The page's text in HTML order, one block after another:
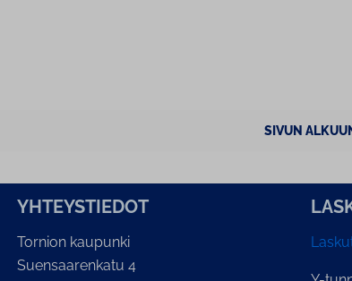
SIVUN
YH­TEYS­TIE­DOT
Tornion kaupunki
Suensaarenkatu 4